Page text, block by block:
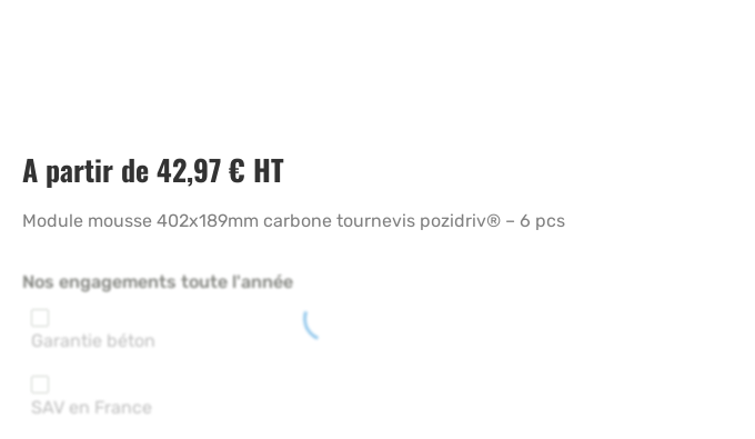
A partir de42,97€ HT
Module mousse 402x189mm carbone tournevis pozidriv® – 6 pcs
Nos engagements toute l'année
Garantie béton
SAV en France